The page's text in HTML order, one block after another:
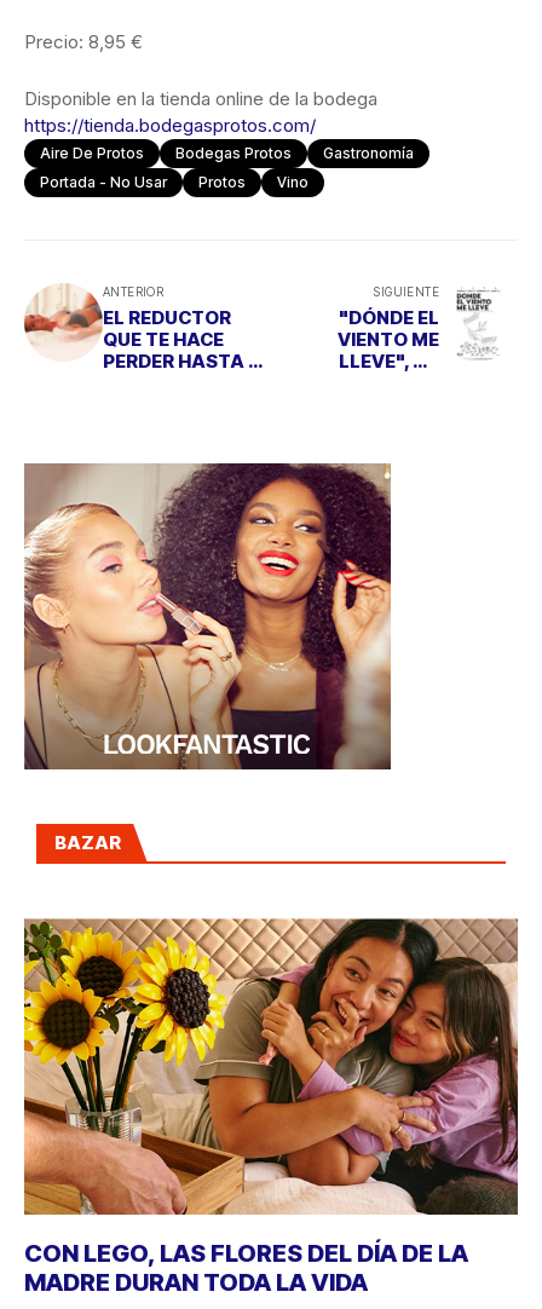
Precio: 8,95 €
Disponible en la tienda online de la bodega
https://tienda.bodegasprotos.com/
Aire De Protos Bodegas Protos
Gastronomía
Portada - No Usar
Protos Vino
ANTERIOR
EL REDUCTOR
QUE TE HACE
PERDER HASTA 2
SIGUIENTE
"DÓNDE EL
VIENTO ME
LLEVE", UN
BAZAR
CON LEGO, LAS FLORES DEL DÍA DE LA
MADRE DURAN TODA LA VIDA